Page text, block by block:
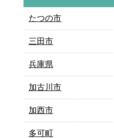
たつの市
三田市
兵庫県
加古川市
加西市
多可町